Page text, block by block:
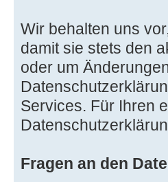
Wir behalten uns
damit sie stets den
oder um
Services. Für Ihren
Fragen an den